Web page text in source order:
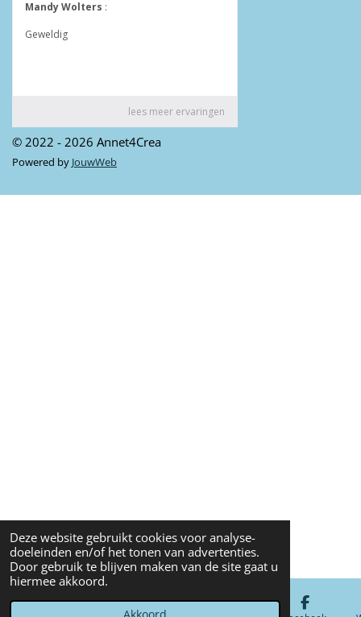
Deze website gebruikt cookies voor analyse-
doeleinden en/of het tonen van advertenties.
Door gebruik te blijven maken van de site gaat u
hiermee akkoord.
© 2022 - 2026 Annet4Crea
Powered by JouwWeb